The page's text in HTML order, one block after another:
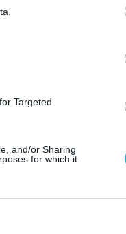
Targeted
and/or Sharing
for which it
Επικρατείας
το μοντέλο
να
τα οποία
της
Δεκεμβρίου 2020,